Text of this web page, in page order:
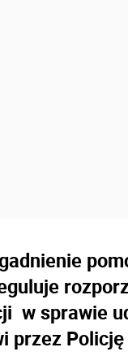
w sprawie
przez